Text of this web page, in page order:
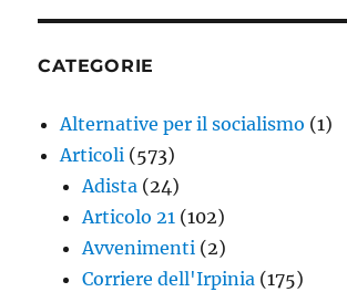
CATEGORIE
Alternative per il socialismo (1)
Articoli (573)
Adista (24)
Articolo 21 (102)
Avvenimenti (2)
Corriere dell'Irpinia (175)